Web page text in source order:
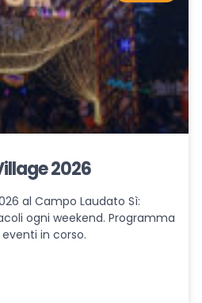
2026
al Campo Laudato Sì:
ogni weekend. Programma
in corso.